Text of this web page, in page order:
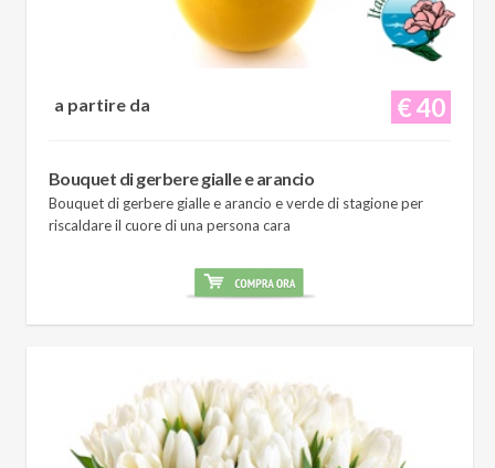
€ 40
a partire da
Bouquet di gerbere gialle e arancio
Bouquet di gerbere gialle e arancio e verde di stagione per
riscaldare il cuore di una persona cara